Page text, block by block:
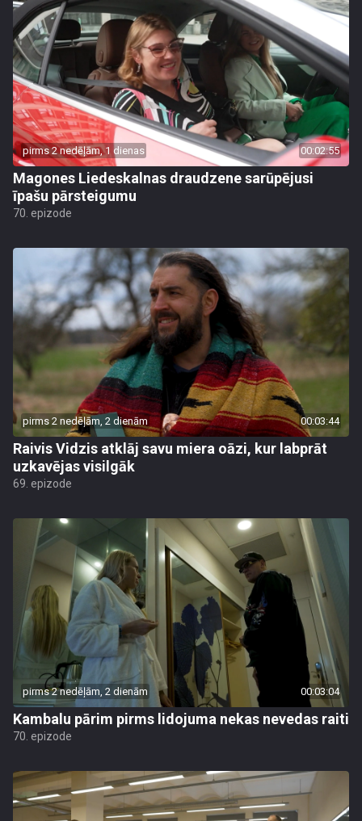
pirms 2 nedēļām, 1 dienas 00:02:55
Magones Liedeskalnas draudzene sarūpējusi
īpašu pārsteigumu
70. epizode
pirms 2 nedēļām, 2 dienām 00:03:44
Raivis Vidzis atklāj savu miera oāzi, kur labprāt
uzkavējas visilgāk
69. epizode
pirms 2 nedēļām, 2 dienām 00:03:04
Kambalu pārim pirms lidojuma nekas nevedas raiti
70. epizode